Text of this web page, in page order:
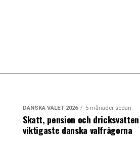
DANSKA VALET 2026 5 månader sedan
Skatt, pension och
viktigaste danska valfrågorna